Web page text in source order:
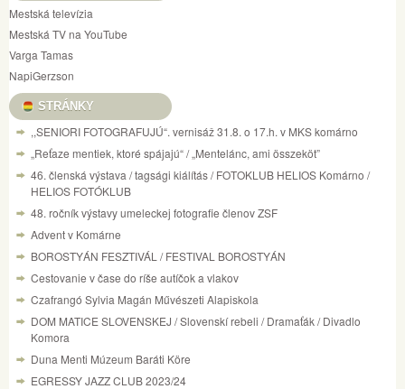
Mestská televízia
Mestská TV na YouTube
Varga Tamas
NapiGerzson
STRÁNKY
,,SENIORI FOTOGRAFUJÚ“. vernisáž 31.8. o 17.h. v MKS komárno
„Reťaze mentiek, ktoré spájajú“ / „Mentelánc, ami összeköt”
46. členská výstava / tagsági kiálítás / FOTOKLUB HELIOS Komárno /
HELIOS FOTÓKLUB
48. ročník výstavy umeleckej fotografie členov ZSF
Advent v Komárne
BOROSTYÁN FESZTIVÁL / FESTIVAL BOROSTYÁN
Cestovanie v čase do ríše autíčok a vlakov
Czafrangó Sylvia Magán Művészeti Alapiskola
DOM MATICE SLOVENSKEJ / Slovenskí rebeli / Dramaťák / Divadlo
Komora
Duna Menti Múzeum Baráti Köre
EGRESSY JAZZ CLUB 2023/24